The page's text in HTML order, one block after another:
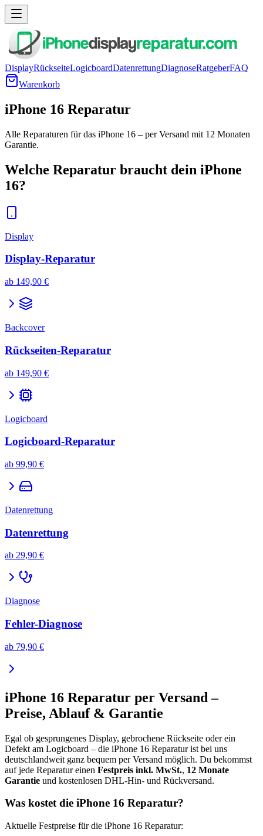
DisplayRückseiteLogicboardDatenrettungDiagnoseRatgeberFAQ
Warenkorb
iPhone 16 Reparatur
Alle Reparaturen für das iPhone 16 – per Versand mit 12 Monaten
Garantie.
Welche Reparatur braucht dein iPhone
16?
Display
Display-Reparatur
ab 149,90 €
Backcover
Rückseiten-Reparatur
ab 149,90 €
Logicboard
Logicboard-Reparatur
ab 99,90 €
Datenrettung
Datenrettung
ab 29,90 €
Diagnose
Fehler-Diagnose
ab 79,90 €
iPhone 16 Reparatur per Versand –
Preise, Ablauf & Garantie
Egal ob gesprungenes Display, gebrochene Rückseite oder ein
Defekt am Logicboard – die iPhone 16 Reparatur ist bei uns
deutschlandweit ganz bequem per Versand möglich. Du bekommst
auf jede Reparatur einen Festpreis inkl. MwSt., 12 Monate
Garantie und kostenlosen DHL-Hin- und Rückversand.
Was kostet die iPhone 16 Reparatur?
Aktuelle Festpreise für die iPhone 16 Reparatur: